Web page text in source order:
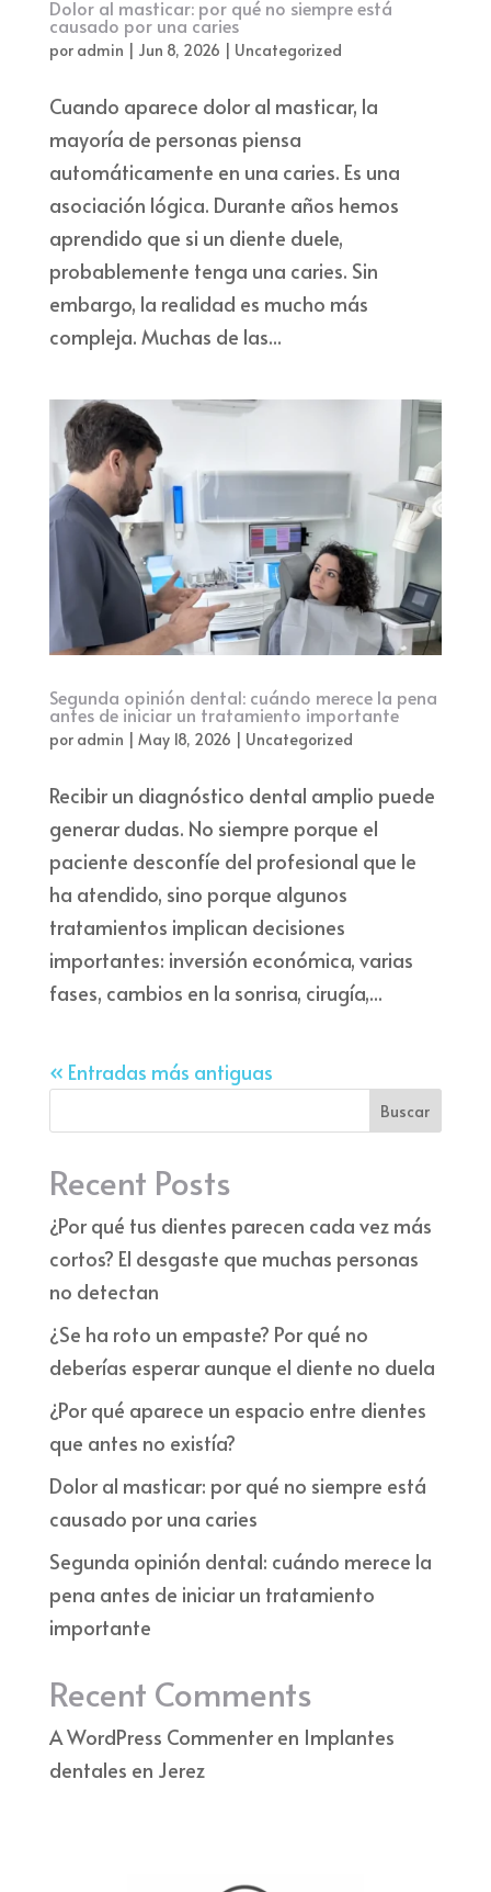
Dolor al masticar: por qué no siempre está
causado por una caries
por admin Jun 8, 2026 Uncategorized
Cuando aparece dolor al masticar, la
mayoría de personas piensa
automáticamente en una caries. Es una
asociación lógica. Durante años hemos
aprendido que si un diente duele,
probablemente tenga una caries. Sin
embargo, la realidad es mucho más
compleja. Muchas de las...
Segunda opinión dental: cuándo merece la pena
antes de iniciar un tratamiento importante
por admin | May 18, 2026 | Uncategorized
Recibir un diagnóstico dental amplio puede
generar dudas. No siempre porque el
paciente desconfíe del profesional que le
ha atendido, sino porque algunos
tratamientos implican decisiones
importantes: inversión económica, varias
fases, cambios en la sonrisa, cirugía,...
« Entradas más antiguas
Buscar
Recent Posts
¿Por qué tus dientes parecen cada vez más
cortos? El desgaste que muchas personas
no detectan
¿Se ha roto un empaste? Por qué no
deberías esperar aunque el diente no duela
¿Por qué aparece un espacio entre dientes
que antes no existía?
Dolor al masticar: por qué no siempre está
causado por una caries
Segunda opinión dental: cuándo merece la
pena antes de iniciar un tratamiento
importante
Recent Comments
A WordPress Commenteren Implantes
dentales en Jerez